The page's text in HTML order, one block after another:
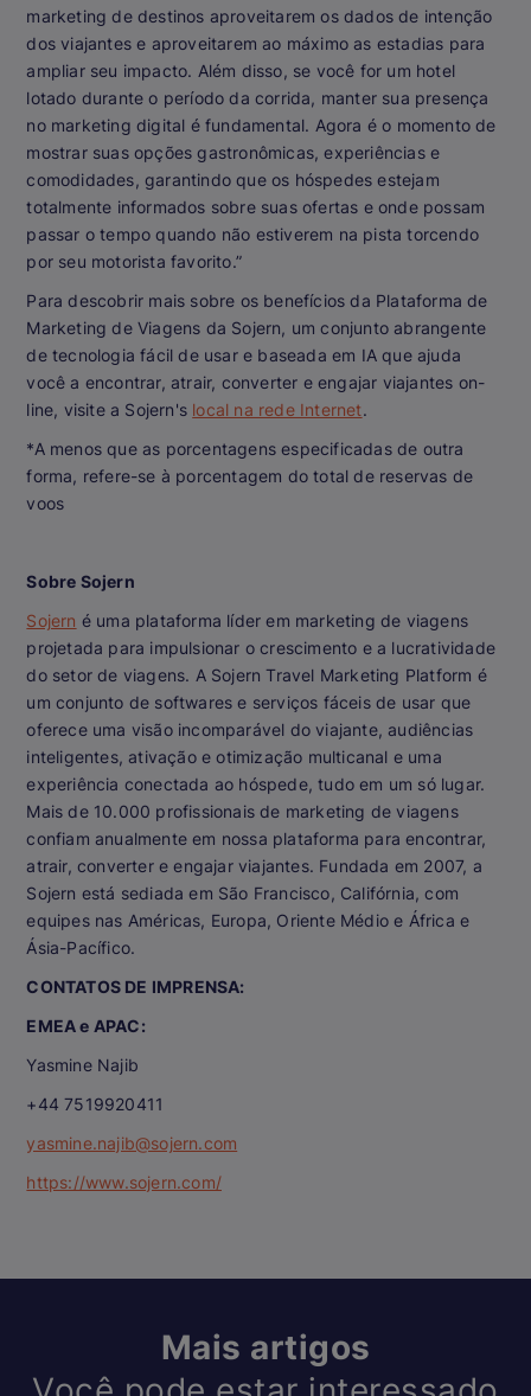
marketing de destinos aproveitarem os dados de intenção
dos viajantes e aproveitarem ao máximo as estadias para
ampliar seu impacto. Além disso, se você for um hotel
lotado durante o período da corrida, manter sua presença
no marketing digital é fundamental. Agora é o momento de
mostrar suas opções gastronômicas, experiências e
comodidades, garantindo que os hóspedes estejam
totalmente informados sobre suas ofertas e onde possam
passar o tempo quando não estiverem na pista torcendo
por seu motorista favorito.”
Para descobrir mais sobre os benefícios da Plataforma de
Marketing de Viagens da Sojern, um conjunto abrangente
de tecnologia fácil de usar e baseada em IA que ajuda
você a encontrar, atrair, converter e engajar viajantes on-
line, visite a Sojern's local na rede Internet.
*A menos que as porcentagens especificadas de outra
forma, refere-se à porcentagem do total de reservas de
voos
Sobre Sojern
Sojern é uma plataforma líder em marketing de viagens
projetada para impulsionar o crescimento e a lucratividade
do setor de viagens. A Sojern Travel Marketing Platform é
um conjunto de softwares e serviços fáceis de usar que
oferece uma visão incomparável do viajante, audiências
inteligentes, ativação e otimização multicanal e uma
experiência conectada ao hóspede, tudo em um só lugar.
Mais de 10.000 profissionais de marketing de viagens
confiam anualmente em nossa plataforma para encontrar,
atrair, converter e engajar viajantes. Fundada em 2007, a
Sojern está sediada em São Francisco, Califórnia, com
equipes nas Américas, Europa, Oriente Médio e África e
Ásia-Pacífico.
CONTATOS DE IMPRENSA:
EMEA e APAC:
Yasmine Najib
+44 7519920411
yasmine.najib@sojern.com
https://www.sojern.com/
Mais artigos